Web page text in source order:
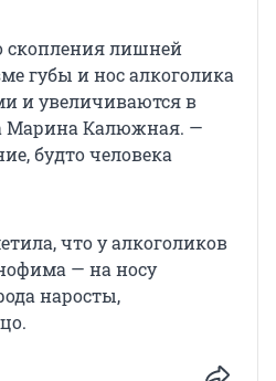
скопления лишней
губы и нос алкоголика
и увеличиваются в
Марина Калюжная. —
будто человека
что у алкоголиков
— на носу
наросты,